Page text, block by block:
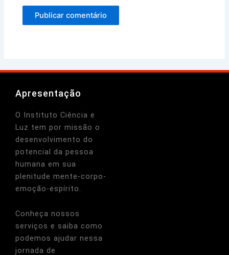
Apresentação
O Instituto Ciência e
Luz tem por missão o
desenvolvimento do
potencial da pessoa
humana em sua
plenitude mente-corpo-
emoção-espírito.
Conheça nossos
serviços e saiba como
podemos ajudar nessa
jornada de